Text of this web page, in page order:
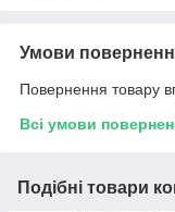
Умови
Повернення товару
Всі умови
Подібні товари